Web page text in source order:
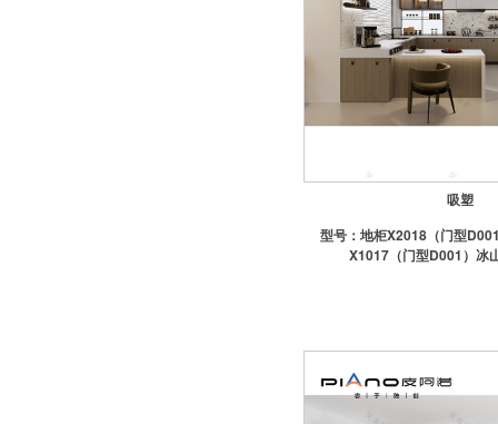
吸塑
型号： 地柜X2018（门型
X1017（门型D001）冰